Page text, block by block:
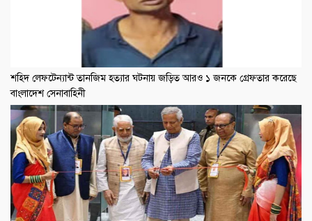
শহিদ লেফটেন্যান্ট তানজিম হত্যার ঘটনায় জড়িত আরও ১ জনকে গ্রেফতার করেছে
বাংলাদেশ সেনাবাহিনী